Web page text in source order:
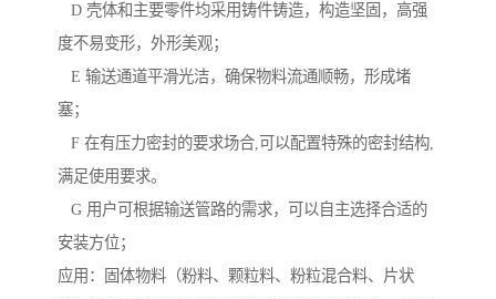
D 壳体和主要零件均采用铸件铸造，构造坚固，高强
度不易变形，外形美观；
E 输送通道平滑光洁，确保物料流通顺畅，形成堵
塞；
F 在有压力密封的要求场合,可以配置特殊的密封结构,
满足使用要求。
G 用户可根据输送管路的需求，可以自主选择合适的
安装方位；
应用：固体物料（粉料、颗粒料、粉粒混合料、片状